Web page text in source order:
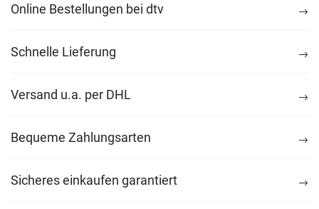
Online Bestellungen bei dtv
Schnelle Lieferung
Versand u.a. per DHL
Bequeme Zahlungsarten
Sicheres einkaufen garantiert